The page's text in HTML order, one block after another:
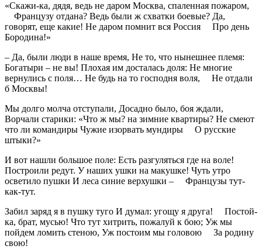
«Скажи-ка, дядя, ведь не даром Москва, спаленная пожаром,
Французу отдана? Ведь были ж схватки боевые? Да,
говорят, еще какие! Не даром помнит вся Россия Про день
Бородина!»
– Да, были люди в наше время, Не то, что нынешнее племя:
Богатыри – не вы! Плохая им досталась доля: Не многие
вернулись с поля… Не будь на то господня воля, Не отдали
б Москвы!
Мы долго молча отступали, Досадно было, боя ждали,
Ворчали старики: «Что ж мы? на зимние квартиры? Не смеют
что ли командиры Чужие изорвать мундиры О русские
штыки?»
И вот нашли большое поле: Есть разгуляться где на воле!
Построили редут. У наших ушки на макушке! Чуть утро
осветило пушки И леса синие верхушки – Французы тут-
как-тут.
Забил заряд я в пушку туго И думал: угощу я друга! Постой-
ка, брат, мусью! Что тут хитрить, пожалуй к бою; Уж мы
пойдем ломить стеною, Уж постоим мы головою За родину
свою!